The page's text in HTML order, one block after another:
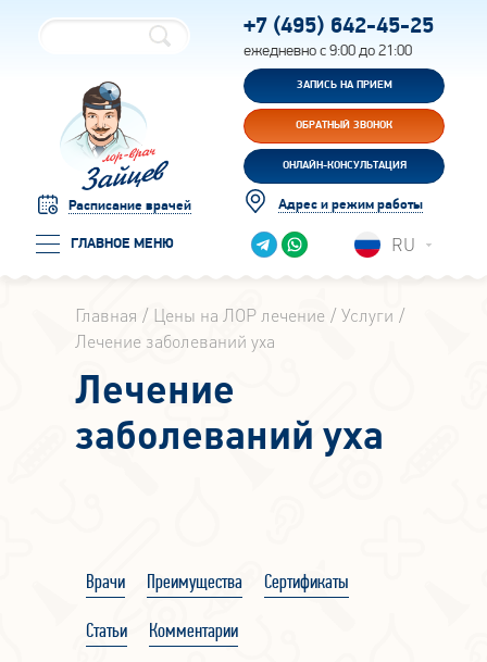
Расписание врачей
ГЛАВНОЕ МЕНЮ
+7 (495) 642-45-25
ежедневно с 9:00 до 21:00
ЗАПИСЬ НА ПРИЕМ
ОБРАТНЫЙ ЗВОНОК
ОНЛАЙН-КОНСУЛЬТАЦИЯ
Адрес и режим работы
RU
Главная Цены на ЛОР лечение
Услуги
Лечение заболеваний уха
Лечение
заболеваний уха
Врачи Преимущества Сертификаты
Статьи Комментарии